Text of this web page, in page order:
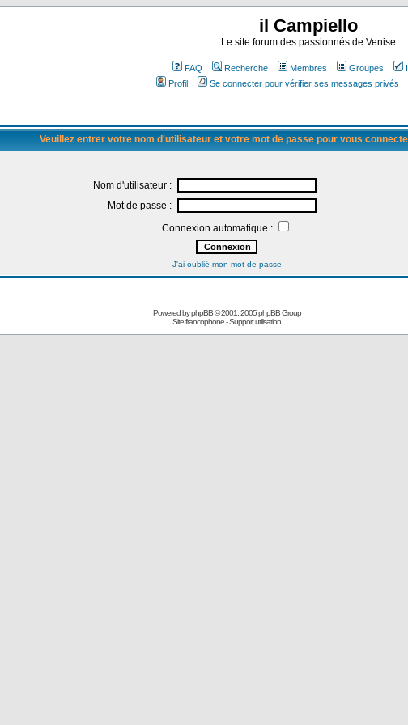
il Campiello
Le site forum des passionnés de Venise
FAQ Recherche Membres Groupes
Profil
Se connecter pour vérifier ses messages privés
Veuillez entrer votre nom d'utilisateur et votre mot de passe pour vous
Nom d'utilisateur :
Mot de passe :
Connexion automatique :
J'ai oublié mon mot de passe
Powered byphpBB© 2001, 2005 phpBB Group
Site francophone-Support utilisation